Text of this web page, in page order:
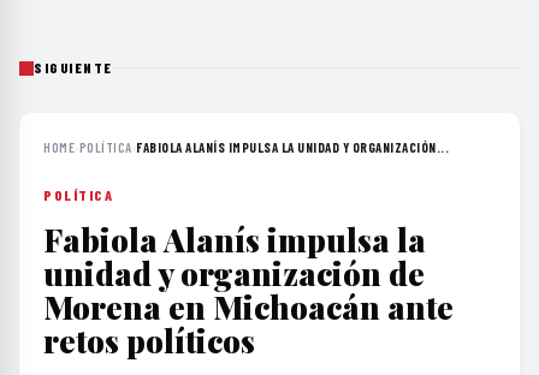
SIGUIENTE
HOME›POLÍTICA›FABIOLA ALANÍS IMPULSA LA UNIDAD Y ORGANIZACIÓN...
POLÍTICA
Fabiola Alanís impulsa la
unidad y organización de
Morena en Michoacán ante
retos políticos